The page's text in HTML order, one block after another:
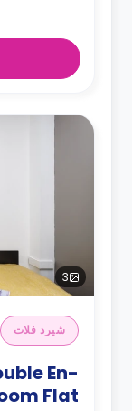
3
شيرد فلات
En-
Flat